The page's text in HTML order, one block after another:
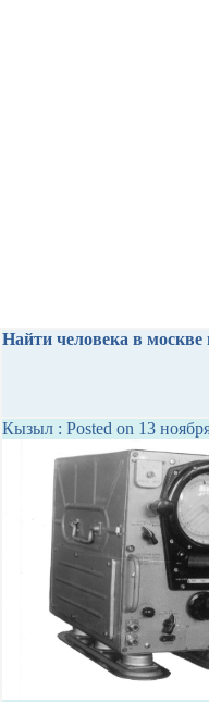
Найти человека в
Кызыл : Posted on 13